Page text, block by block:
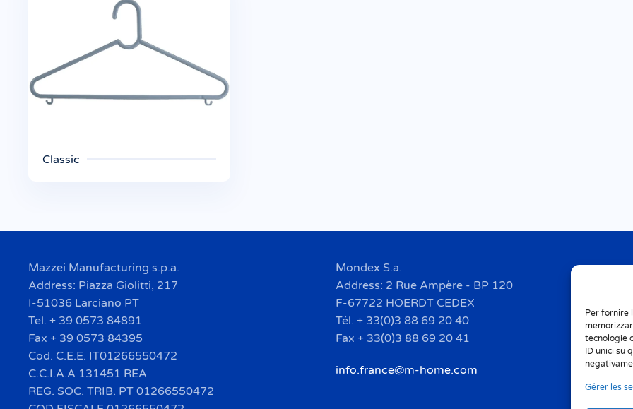
Per fornire
tecnologie
ID unici su
Gérer les
Classic
Mazzei Manufacturing s.p.a.
Address: Piazza Giolitti, 217
I-51036 Larciano PT
Tel. + 39 0573 84891
Fax + 39 0573 84395
Cod. C.E.E. IT01266550472
C.C.I.A.A 131451 REA
REG. SOC. TRIB. PT 01266550472
Mondex S.a.
Address: 2 Rue Ampère - BP 120
F-67722 HOERDT CEDEX
Tél. + 33(0)3 88 69 20 40
Fax + 33(0)3 88 69 20 41
info.france@m-home.com